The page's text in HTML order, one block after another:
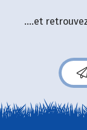
....et